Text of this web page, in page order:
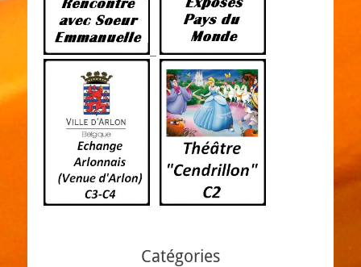
Catégories